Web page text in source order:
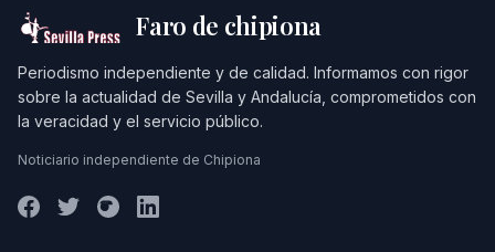
Faro de chipiona
Periodismo independiente y de calidad. Informamos con rigor
sobre la actualidad de Sevilla y Andalucía, comprometidos con
la veracidad y el servicio público.
Noticiario independiente de Chipiona